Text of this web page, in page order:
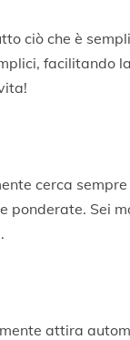
ciò che è
facilitando
cerca
ponderate. Sei
attira